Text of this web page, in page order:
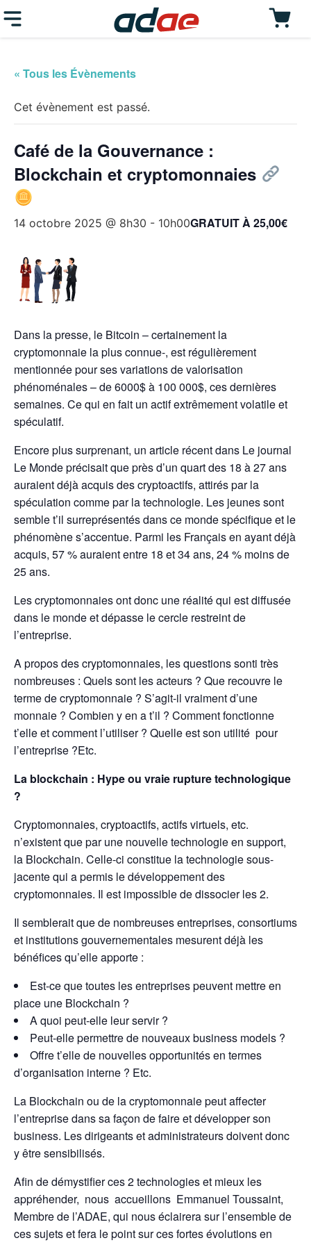
« Tous les Évènements
Cet évènement est passé.
Café de la Gouvernance :
Blockchain et cryptomonnaies
14 octobre 2025 @ 8h30 - 10h00GRATUIT À 25,00€
Dans la presse, le Bitcoin – certainement la
cryptomonnaie la plus connue-, est régulièrement
mentionnée pour ses variations de valorisation
phénoménales – de 6000$ à 100 000$, ces dernières
semaines. Ce qui en fait un actif extrêmement volatile et
spéculatif.
Encore plus surprenant, un article récent dans Le journal
Le Monde précisait que près d’un quart des 18 à 27 ans
auraient déjà acquis des cryptoactifs, attirés par la
spéculation comme par la technologie. Les jeunes sont
semble t’il surreprésentés dans ce monde spécifique et le
phénomène s’accentue. Parmi les Français en ayant déjà
acquis, 57 % auraient entre 18 et 34 ans, 24 % moins de
25 ans.
Les cryptomonnaies ont donc une réalité qui est diffusée
dans le monde et dépasse le cercle restreint de
l’entreprise.
A propos des cryptomonnaies, les questions sonti très
nombreuses : Quels sont les acteurs ? Que recouvre le
terme de cryptomonnaie ? S’agit-il vraiment d’une
monnaie ? Combien y en a t’il ? Comment fonctionne
t’elle et comment l’utiliser ? Quelle est son utilité pour
l’entreprise ?Etc.
La blockchain : Hype ou vraie rupture technologique
?
Cryptomonnaies, cryptoactifs, actifs virtuels, etc.
n’existent que par une nouvelle technologie en support,
la Blockchain. Celle-ci constitue la technologie sous-
jacente qui a permis le développement des
cryptomonnaies. Il est impossible de dissocier les 2.
Il semblerait que de nombreuses entreprises, consortiums
et institutions gouvernementales mesurent déjà les
bénéfices qu’elle apporte :
Est-ce que toutes les entreprises peuvent mettre en
place une Blockchain ?
A quoi peut-elle leur servir ?
Peut-elle permettre de nouveaux business models ?
Offre t’elle de nouvelles opportunités en termes
d’organisation interne ? Etc.
La Blockchain ou de la cryptomonnaie peut affecter
l’entreprise dans sa façon de faire et développer son
business. Les dirigeants et administrateurs doivent donc
y être sensibilisés.
Afin de démystifier ces 2 technologies et mieux les
appréhender, nous accueillons Emmanuel Toussaint,
Membre de l’ADAE, qui nous éclairera sur l’ensemble de
ces sujets et fera le point sur ces fortes évolutions en